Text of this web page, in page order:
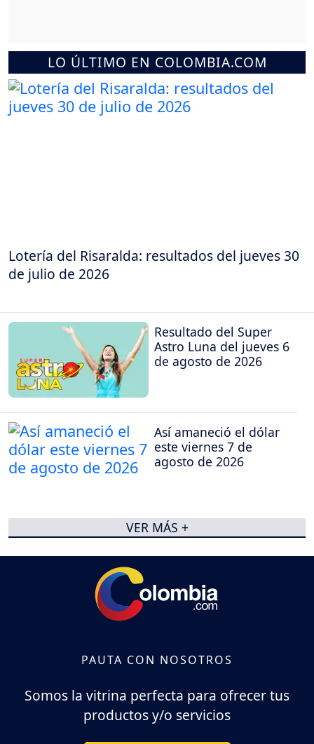
LO ÚLTIMO EN COLOMBIA.COM
Lotería del Risaralda: resultados del jueves 30
de julio de 2026
Resultado del Super
Astro Luna del jueves 6
de agosto de 2026
Así amaneció el dólar
este viernes 7 de
agosto de 2026
VER MÁS +
PAUTA CON NOSOTROS
Somos la vitrina perfecta para ofrecer tus
productos y/o servicios